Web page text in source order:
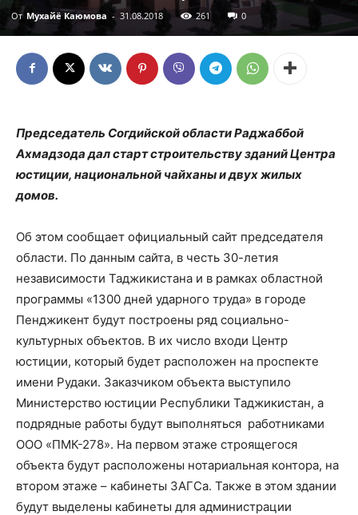
От Мухайё Каюмова - 31.08.2018 261 0
Председатель Согдийской области Раджаббой
Ахмадзода дал старт строительству зданий Центра
юстиции, национальной чайханы и двух жилых
домов.
Об этом сообщает официальный сайт председателя
области. По данным сайта, в честь 30-летия
независимости Таджикистана и в рамках областной
программы «1300 дней ударного труда» в городе
Пенджикент будут построены ряд социально-
культурных объектов. В их число входи Центр
юстиции, который будет расположен на проспекте
имени Рудаки. Заказчиком объекта выступило
Министерство юстиции Республики Таджикистан, а
подрядные работы будут выполняться работниками
ООО «ПМК-278». На первом этаже строящегося
объекта будут расположены нотариальная контора, на
втором этаже – кабинеты ЗАГСа. Также в этом здании
будут выделены кабинеты для администрации